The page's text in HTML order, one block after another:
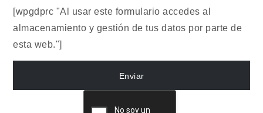
[wpgdprc "Al usar este formulario accedes al
almacenamiento y gestión de tus datos por parte de
esta web."]